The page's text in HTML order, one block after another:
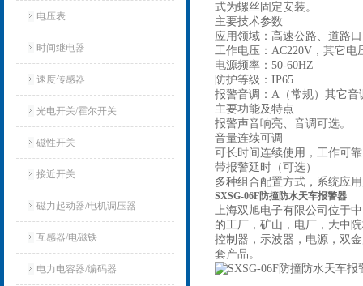
电压表
时间继电器
速度传感器
光电开关/霍尔开关
磁性开关
接近开关
磁力起动器/电机调压器
互感器/电磁铁
电力电容器/编码器
式为螺丝固定安装。
主要技术参数
应用领域：高速公路、道路
工作电压：AC220V，其它电
电源频率：50-60HZ
防护等级：IP65
报警音调：A（常规）其它音
主要功能及特点
报警声音响亮、音调可选。
音量连续可调
可长时间连续使用，工作可
带报警延时（可选）
多种组合配置方式，系统应
SXSG-06F防撞防水天车报警器
上海双旭电子有限公司位于
的工厂，矿山，电厂，大中
控制器，示波器，电源，双
套产品。